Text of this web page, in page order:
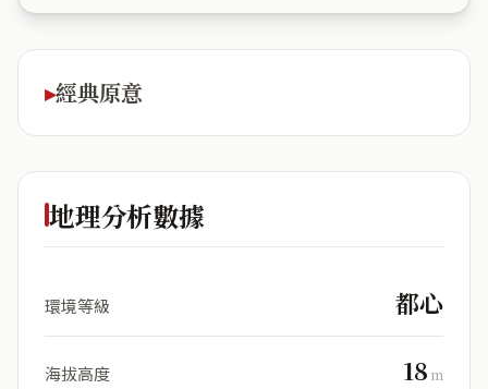
經典原意
地理分析數據
環境等級 都心
海拔高度 18 m